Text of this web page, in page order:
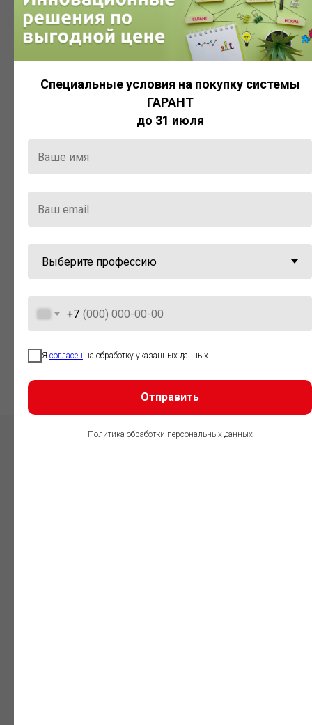
Компания «Гарант» стала
победителем премии «Время
Система
ГАРАНТ
Актуальная правовая информация
и инструменты для максимально
эффективной работы с ней.
Специальные условия на покупку системы
ГАРАНТ
до 31 июля
+7
Я согласен на обработку указанных данных
Отправить
Политика обработки персональных данных